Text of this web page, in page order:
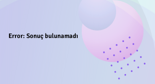
Error: Sonuç bulunamadı